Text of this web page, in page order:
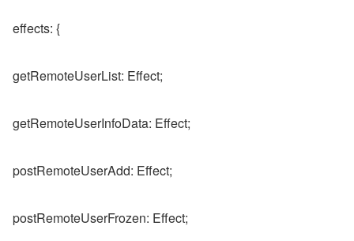
effects: {
getRemoteUserList: Effect;
getRemoteUserInfoData: Effect;
postRemoteUserAdd: Effect;
postRemoteUserFrozen: Effect;